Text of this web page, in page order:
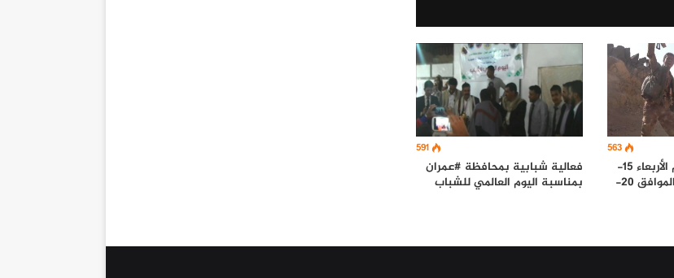
563
رصد بشائر النصر ليوم الأربعاء 15-
جماد الآخر – 1440هـ الموافق 20-
591
فعالية شبابية بمحافظة #عمران
بمناسبة اليوم العالمي للشباب